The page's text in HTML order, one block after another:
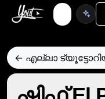
← എല്ലാ